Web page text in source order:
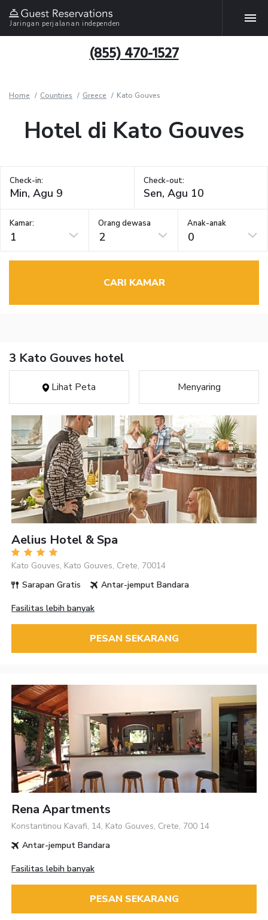
Jaringan perjalanan independen
(855) 470-1527
Home Countries Greece Kato Gouves
Hotel di Kato Gouves
Check-in: Check-out:
Kamar:
1
Orang dewasa
2
Anak-anak
0
CARI KAMAR
3 Kato Gouves hotel
Lihat Peta Menyaring
Aelius Hotel & Spa
Kato Gouves, Kato Gouves, Crete, 70014
Sarapan Gratis
Antar-jemput Bandara
Fasilitas lebih banyak
PESAN SEKARANG
Rena Apartments
Konstantinou Kavafi, 14, Kato Gouves, Crete, 700 14
Antar-jemput Bandara
Fasilitas lebih banyak
PESAN SEKARANG